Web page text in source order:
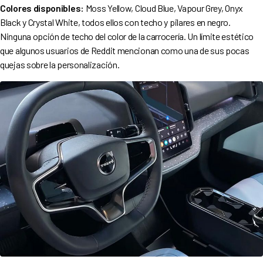
Colores disponibles: Moss Yellow, Cloud Blue, Vapour Grey, Onyx
Black y Crystal White, todos ellos con techo y pilares en negro.
Ninguna opción de techo del color de la carrocería. Un límite estético
que algunos usuarios de Reddit mencionan como una de sus pocas
quejas sobre la personalización.